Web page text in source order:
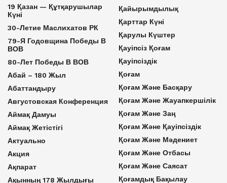
19 Қазан — Құтқарушылар
Күні
30-Летие Маслихатов РК
79-Я Годовщина Победы В
ВОВ
80-Лет Победы В ВОВ
Абай – 180 Жыл
Абаттандыру
Августовская Конференция
Аймақ Дамуы
Аймақ Жетістігі
Актуально
Акция
Ақпарат
Ақынның 178 Жылдығы
Қайырымдылық
Қарттар Күні
Қарулы Күштер
Қауіпсіз Қоғам
Қауіпсіздік
Қоғам
Қоғам Және Басқару
Қоғам Және Жауапкершілік
Қоғам Және Заң
Қоғам Және Қауіпсіздік
Қоғам Және Мәдениет
Қоғам Және Отбасы
Қоғам Және Саясат
Қоғамдық Бақылау